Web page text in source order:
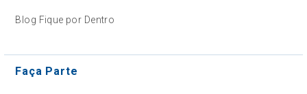
Blog Fique por Dentro
Faça Parte